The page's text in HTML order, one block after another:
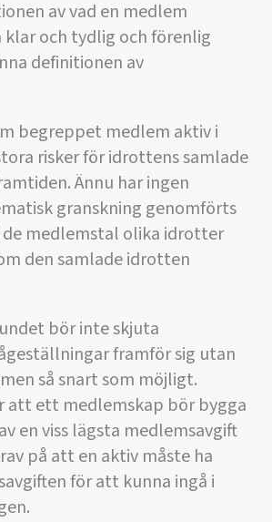
av vad en medlem
klar och tydlig och förenlig
definitionen av
begreppet medlem aktiv i
risker för idrottens samlade
Ännu har ingen
granskning genomförts
de medlemstal olika idrotter
den samlade idrotten
bör inte skjuta
framför sig utan
så snart som möjligt.
att ett medlemskap bör bygga
en viss lägsta medlemsavgift
på att en aktiv måste ha
för att kunna ingå i